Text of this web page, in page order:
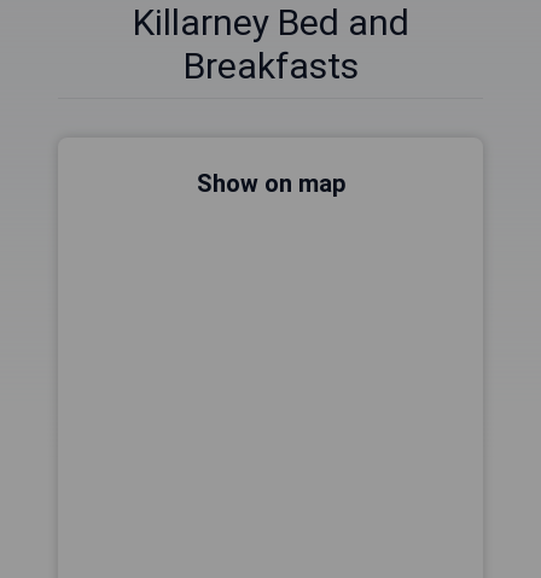
Killarney Bed and
Breakfasts
Show on map